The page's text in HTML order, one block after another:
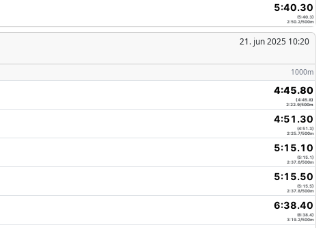
5:40.30
(5:40.3)
2:50.2/500m
21. jun 2025 10:20
1000m
4:45.80
(4:45.8)
2:22.9/500m
4:51.30
(4:51.3)
2:25.7/500m
5:15.10
(5:15.1)
2:37.6/500m
5:15.50
(5:15.5)
2:37.8/500m
6:38.40
(6:38.4)
3:19.2/500m